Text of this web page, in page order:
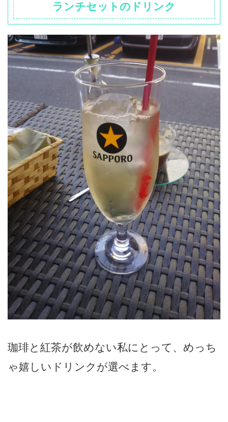
ランチセットのドリンク
珈琲と紅茶が飲めない私にとって、めっち
ゃ嬉しいドリンクが選べます。